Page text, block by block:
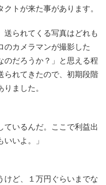
トが来た事があります。
送られてくる写真はどれも
カメラマンが撮影した
のだろうか？」と思える程
られてきたので、初期段階
ました。
ているんだ。ここで利益出
いよ。」
けど、１万円ぐらいまでな